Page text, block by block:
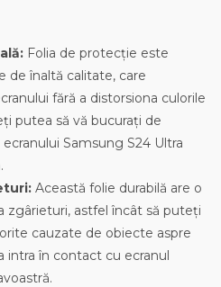
Folia de protecție este
de înaltă calitate, care
fără a distorsiona culorile
putea să vă bucurați de
Samsung S24 Ultra
Această folie durabilă are o
zgârieturi, astfel încât să puteți
cauzate de obiecte aspre
intra în contact cu ecranul